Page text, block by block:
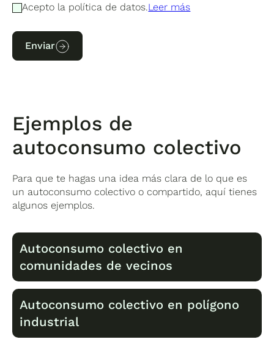
Acepto la política de datos.Leer más
Enviar
Ejemplos de
autoconsumo colectivo
Para que te hagas una idea más clara de lo que es
un autoconsumo colectivo o compartido, aquí tienes
algunos ejemplos.
Autoconsumo colectivo en
comunidades de vecinos
En un edificio de viviendas, el autoconsumo
colectivo puede tener distintos enfoques:
Autoconsumo colectivo en polígono
industrial